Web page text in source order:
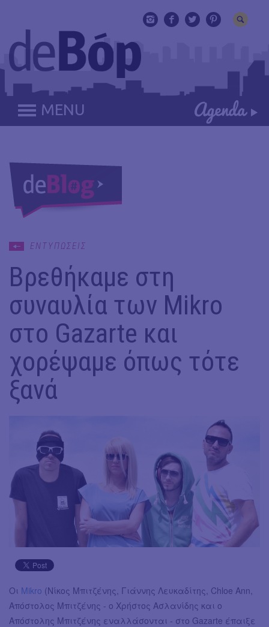
MENU
ΕΝΤΥΠΩΣΕΙΣ
Βρεθήκαμε στη
συναυλία των Mikro
στο Gazarte και
χορέψαμε όπως τότε
ξανά
Οι Mikro (Νίκος Μπιτζένης, Γιάννης Λευκαδίτης, Chloe Ann,
Απόστολος Μπιτζένης - ο Χρήστος Ασλανίδης και ο
Απόστολης Μπιτζένης εναλλάσονται - στο Gazarte έπαιξε